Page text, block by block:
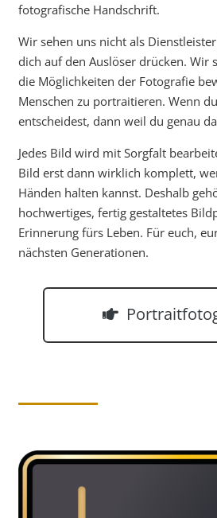
fotografische Handschrift.
Wir sehen uns nicht als
dich auf den Auslöser drücken. Wir
die Möglichkeiten der Fotografie
Menschen zu portraitieren. Wenn
entscheidest, dann weil du genau
Jedes Bild wird mit Sorgfalt
Bild erst dann wirklich komplett,
Händen halten kannst. Deshalb
hochwertiges, fertig gestaltetes
Erinnerung fürs Leben. Für euch,
nächsten Generationen.